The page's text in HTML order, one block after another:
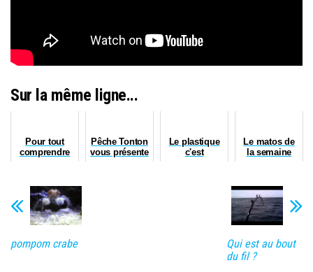
Sur la même ligne...
Pour tout
comprendre
Pêche Tonton
vous présente
Le plastique
c'est
Le matos de
la semaine
pompom crabe
Qui est au bout
du fil ?